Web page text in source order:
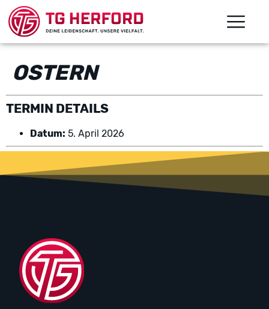
OSTERN
TERMIN DETAILS
Datum: 5. April 2026